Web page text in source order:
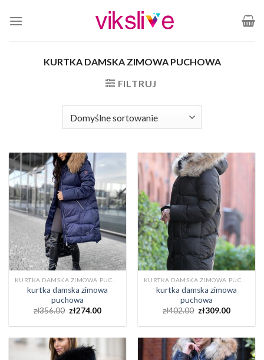
KURTKA DAMSKA ZIMOWA PUCHOWA
FILTRUJ
kurtka damska zimowa
puchowa
zł356.00 zł274.00
kurtka damska zimowa
puchowa
zł402.00 zł309.00